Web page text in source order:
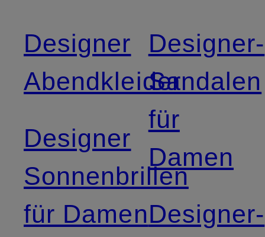
Designer
Abendkleider
Designer
Sonnenbrillen
für Damen
Designer-
Sandalen
für
Damen
Designer-